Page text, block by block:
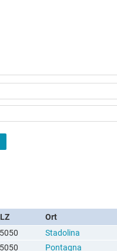
Ort
Stadolina
Pontagna